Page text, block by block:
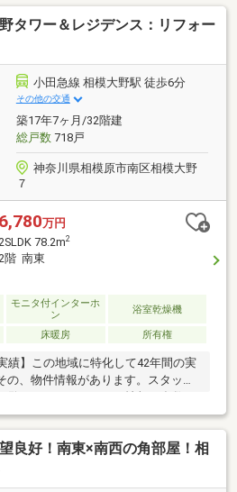
良い条件に、欠かせない眩い採光。
の窓からこの空間に降り注ぐ採光が
りの良い住宅こそ居心地のいい暮ら
タワー＆レジデンス：リフォー
小田急線 相模大野駅 徒歩6分
その他の交通
築17年7ヶ月/32階建
総戸数718戸
神奈川県相模原市南区相模大野
７
6,780万円
78.2m2
2階 南東
モニタ付インターホ
ン
浴室乾燥機
床暖房 所有権
績】この地域に特化して42年間の実
の、物件情報があります。スタッフ
。※自己資金を使いたくない※現在、
でいるけど大丈夫かな等お気軽に下
さい。☆フリーダイヤル：0120-12-
は朝日土地建物(株)営業7課にお任せ
良好！南東×南西の角部屋！相